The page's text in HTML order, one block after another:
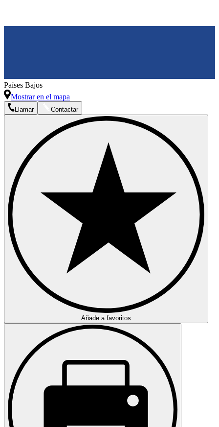
Países Bajos
Mostrar en el mapa
Llamar Contactar
Añade a favoritos